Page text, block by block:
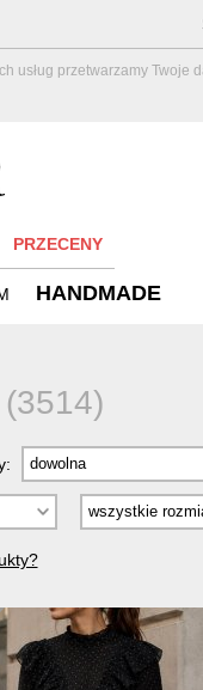
usług przetwarzamy Twoje
PRZECENY
HANDMADE
(3514)